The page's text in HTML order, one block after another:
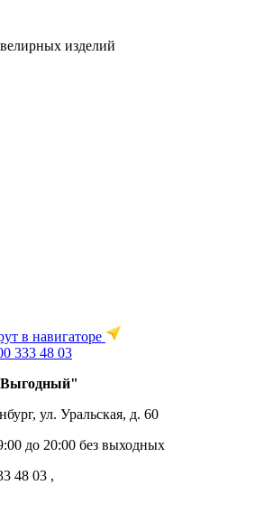
изделий
в навигаторе
333 48 03
ул. Уральская, д. 60
до 20:00 без выходных
48 03 ,